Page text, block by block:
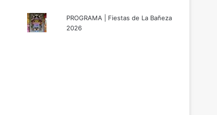
PROGRAMA | Fiestas de La Bañeza
2026